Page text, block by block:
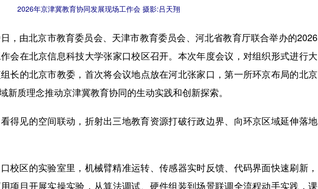
2026年京津冀教育协同发展现场工作会 摄影:吕天翔
由北京市教育委员会、天津市教育委员会、河北省教育厅联合举办的2026
会在北京信息科技大学张家口校区召开。本次年度会议，对组织形式进行大
长的北京市教委，首次将会议地点放在河北张家口，第一所环京布局的北京
新质理念推动京津冀教育协同的生动实践和创新探索。
见的空间联动，折射出三地教育资源打破行政边界、向环京区域延伸落地
区的实验室里，机械臂精准运转、传感器实时反馈、代码界面快速刷新，
项目开展实操实验，从算法调试、硬件组装到场景联调全流程动手实践，课